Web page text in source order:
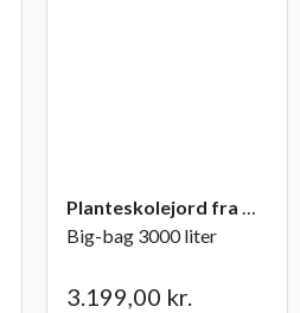
Planteskolejord fra Champost
Big-bag 3000 liter
3.199,00 kr.